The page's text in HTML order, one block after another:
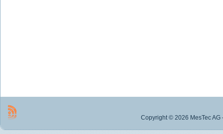
Copyright © 2026 MesTec